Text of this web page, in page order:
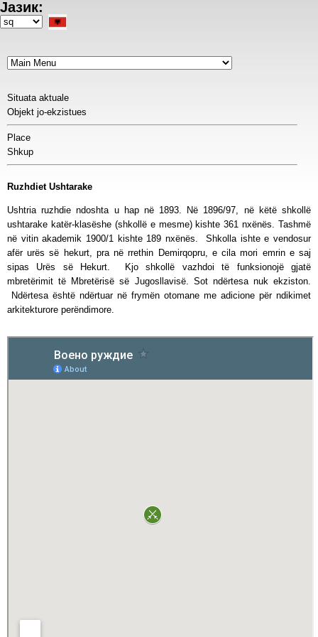
Skip
to
Јазик:
Select
Situata aktuale
Objekt jo-ekzistues
Place
Shkup
Ruzhdiet Ushtarake
Ushtria ruzhdie ndoshta u hap në 1893. Në 1896/97, në këtë shkollë
ushtarake katër-klasëshe (shkollë e mesme) kishte 361 nxënës. Tashmë
në vitin akademik 1900/1 kishte 189 nxënës. Shkolla ishte e vendosur
afër urës së hekurt, pra në rrethin Demirqopru, e cila mori emrin e saj
sipas Urës së Hekurt. Kjo shkollë vazhdoi të funksionojë gjatë
mbretërimit të Mbretërisë së Jugosllavisë. Sot ndërtesa nuk ekziston.
Ndërtesa është ndërtuar në frymën otomane me adicione për ndikimet
arkitekturore perëndimore.